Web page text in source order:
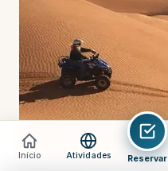
Início Atividades Reservar